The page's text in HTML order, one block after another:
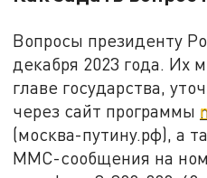
Вопросы президенту
декабря 2023 года. Их
главе государства,
через сайт программы
(москва-путину.рф), а
ММС-сообщения на